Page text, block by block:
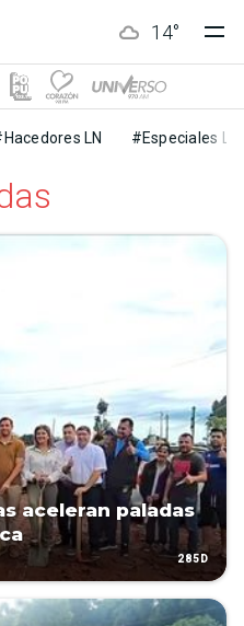
14°
LN #Especiales LN
aceleran paladas
285D